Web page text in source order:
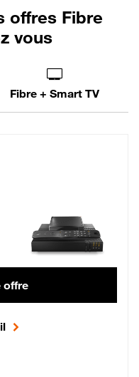
offres Fibre
vous
Fibre + Smart TV
Lite Fibre
offre